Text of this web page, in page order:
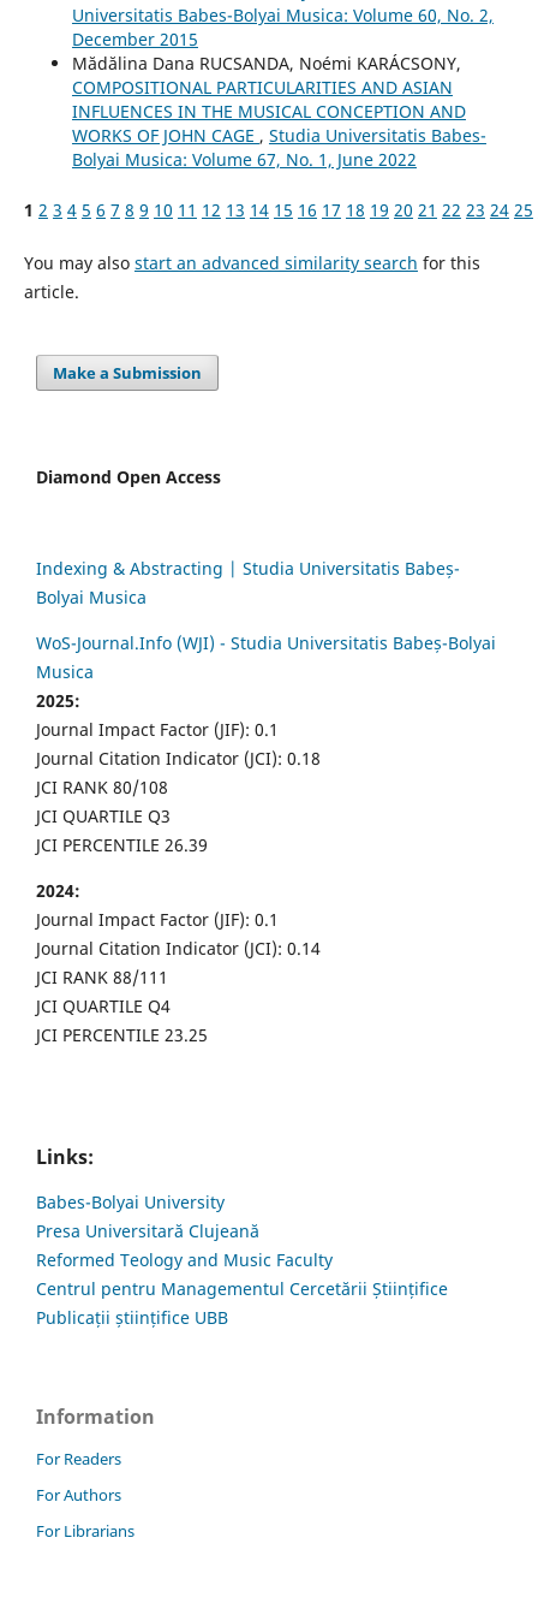
Universitatis Babes-Bolyai Musica: Volume 60, No. 2,
December 2015
Mădălina Dana RUCSANDA, Noémi KARÁCSONY,
COMPOSITIONAL PARTICULARITIES AND ASIAN
INFLUENCES IN THE MUSICAL CONCEPTION AND
WORKS OF JOHN CAGE , Studia Universitatis Babes-
Bolyai Musica: Volume 67, No. 1, June 2022
1 2 3 4 5 6 7 8 9 10 11 12 13 14 15 16 17 18 19 20 21 22 23 24 25
You may also start an advanced similarity search for this
article.
Make a Submission
Diamond Open Access
Indexing & Abstracting | Studia Universitatis Babeș-
Bolyai Musica
WoS-Journal.Info (WJI) - Studia Universitatis Babeș-Bolyai
Musica
2025:
Journal Impact Factor (JIF): 0.1
Journal Citation Indicator (JCI): 0.18
JCI RANK 80/108
JCI QUARTILE Q3
JCI PERCENTILE 26.39
2024:
Journal Impact Factor (JIF): 0.1
Journal Citation Indicator (JCI): 0.14
JCI RANK 88/111
JCI QUARTILE Q4
JCI PERCENTILE 23.25
Links:
Babes-Bolyai University
Presa Universitară Clujeană
Reformed Teology and Music Faculty
Centrul pentru Managementul Cercetării Științifice
Publicații științifice UBB
Information
For Readers
For Authors
For Librarians